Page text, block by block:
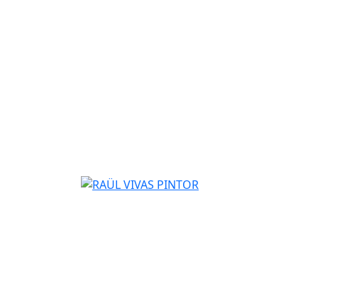
RAÜL VIVAS PINTOR